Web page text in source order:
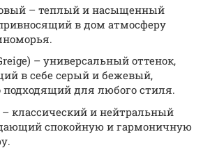
– теплый и насыщенный
в дом атмосферу
– универсальный оттенок,
в себе серый и бежевый,
подходящий для любого стиля.
классический и нейтральный
спокойную и гармоничную